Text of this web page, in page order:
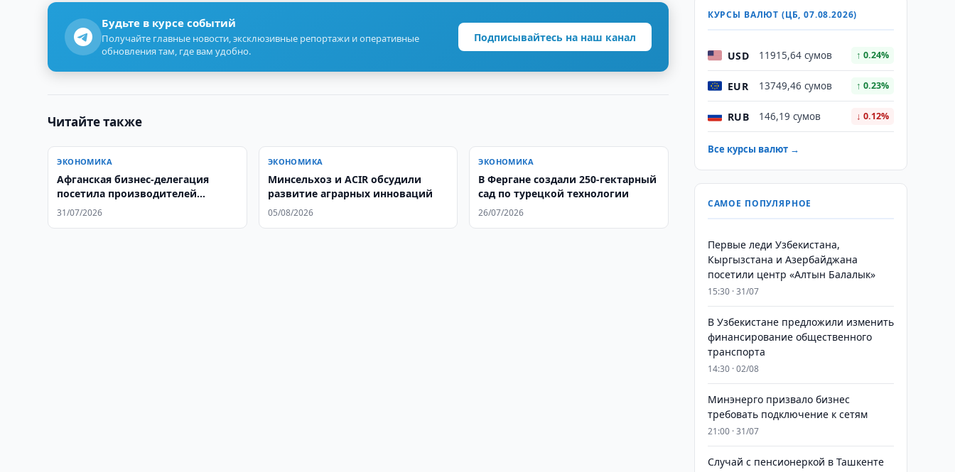
Будьте в курсе событий
Получайте главные новости, эксклюзивные репортажи и оперативные
обновления там, где вам удобно.
Подписывайтесь на наш канал
Читайте также
ЭКОНОМИКА
Афганская бизнес-делегация
посетила производителей
автозапчастей в Ташкенте
31/07/2026
ЭКОНОМИКА
Минсельхоз и ACIR обсудили
развитие аграрных инноваций
05/08/2026
ЭКОНОМИКА
В Фергане создали 250-гектарный
сад по турецкой технологии
26/07/2026
КУРСЫ ВАЛЮТ (ЦБ, 07.08.2026)
USD 11915,64 сумов ↑ 0.24%
EUR 13749,46 сумов ↑ 0.23%
RUB 146,19 сумов ↓ 0.12%
Все курсы валют →
САМОЕ ПОПУЛЯРНОЕ
Первые леди Узбекистана,
Кыргызстана и Азербайджана
посетили центр «Алтын Балалык»
15:30 · 31/07
В Узбекистане предложили изменить
финансирование общественного
транспорта
14:30 · 02/08
Минэнерго призвало бизнес
требовать подключение к сетям
21:00 · 31/07
Случай с пенсионеркой в Ташкенте